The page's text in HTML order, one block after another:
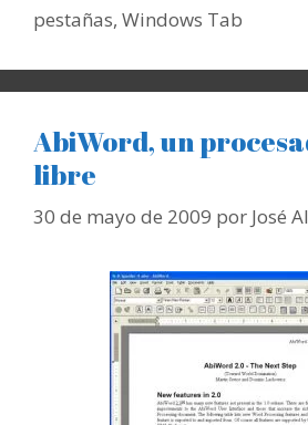
pestañas, Windows Tab
AbiWord, un
libre
30 de mayo de 2009 por José